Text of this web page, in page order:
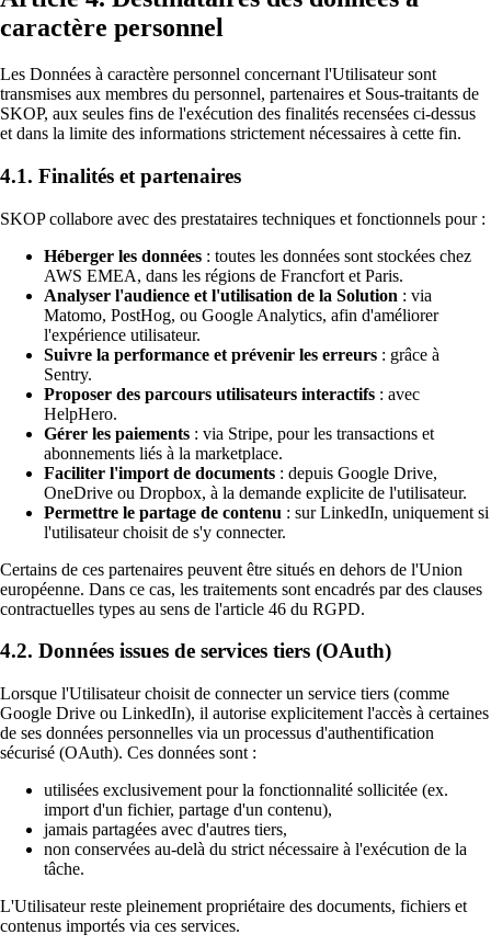
caractère personnel
Les Données à caractère personnel concernant l'Utilisateur sont
transmises aux membres du personnel, partenaires et Sous-traitants de
SKOP, aux seules fins de l'exécution des finalités recensées ci-dessus
et dans la limite des informations strictement nécessaires à cette fin.
4.1. Finalités et partenaires
SKOP collabore avec des prestataires techniques et fonctionnels pour :
Héberger les données : toutes les données sont stockées chez
AWS EMEA, dans les régions de Francfort et Paris.
Analyser l'audience et l'utilisation de la Solution : via
Matomo, PostHog, ou Google Analytics, afin d'améliorer
l'expérience utilisateur.
Suivre la performance et prévenir les erreurs : grâce à
Sentry.
Proposer des parcours utilisateurs interactifs : avec
HelpHero.
Gérer les paiements : via Stripe, pour les transactions et
abonnements liés à la marketplace.
Faciliter l'import de documents : depuis Google Drive,
OneDrive ou Dropbox, à la demande explicite de l'utilisateur.
Permettre le partage de contenu : sur LinkedIn, uniquement si
l'utilisateur choisit de s'y connecter.
Certains de ces partenaires peuvent être situés en dehors de l'Union
européenne. Dans ce cas, les traitements sont encadrés par des clauses
contractuelles types au sens de l'article 46 du RGPD.
4.2. Données issues de services tiers (OAuth)
Lorsque l'Utilisateur choisit de connecter un service tiers (comme
Google Drive ou LinkedIn), il autorise explicitement l'accès à certaines
de ses données personnelles via un processus d'authentification
sécurisé (OAuth). Ces données sont :
utilisées exclusivement pour la fonctionnalité sollicitée (ex.
import d'un fichier, partage d'un contenu),
jamais partagées avec d'autres tiers,
non conservées au-delà du strict nécessaire à l'exécution de la
tâche.
L'Utilisateur reste pleinement propriétaire des documents, fichiers et
contenus importés via ces services.